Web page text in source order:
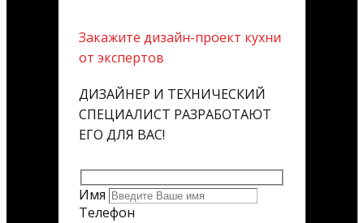
Закажите дизайн-проект кухни
от экспертов
ДИЗАЙНЕР И ТЕХНИЧЕСКИЙ
СПЕЦИАЛИСТ РАЗРАБОТАЮТ
ЕГО ДЛЯ ВАС!
Имя
Телефон